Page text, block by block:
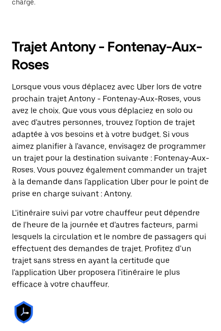
charge.
Trajet Antony - Fontenay-Aux-
Roses
Lorsque vous vous déplacez avec Uber lors de votre
prochain trajet Antony - Fontenay-Aux-Roses, vous
avez le choix. Que vous vous déplaciez en solo ou
avec d'autres personnes, trouvez l'option de trajet
adaptée à vos besoins et à votre budget. Si vous
aimez planifier à l'avance, envisagez de programmer
un trajet pour la destination suivante : Fontenay-Aux-
Roses. Vous pouvez également commander un trajet
à la demande dans l'application Uber pour le point de
prise en charge suivant : Antony.
L'itinéraire suivi par votre chauffeur peut dépendre
de l'heure de la journée et d'autres facteurs, parmi
lesquels la circulation et le nombre de passagers qui
effectuent des demandes de trajet. Profitez d'un
trajet sans stress en ayant la certitude que
l'application Uber proposera l'itinéraire le plus
efficace à votre chauffeur.